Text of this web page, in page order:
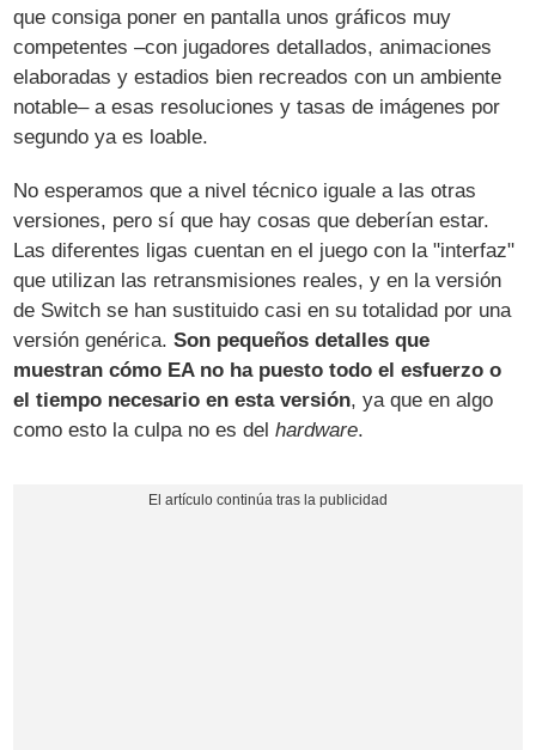
que consiga poner en pantalla unos gráficos muy
competentes –con jugadores detallados, animaciones
elaboradas y estadios bien recreados con un ambiente
notable– a esas resoluciones y tasas de imágenes por
segundo ya es loable.
No esperamos que a nivel técnico iguale a las otras
versiones, pero sí que hay cosas que deberían estar.
Las diferentes ligas cuentan en el juego con la "interfaz"
que utilizan las retransmisiones reales, y en la versión
de Switch se han sustituido casi en su totalidad por una
versión genérica.Son pequeños detalles que
muestran cómo EA no ha puesto todo el esfuerzo o
el tiempo necesario en esta versión, ya que en algo
como esto la culpa no es delhardware.